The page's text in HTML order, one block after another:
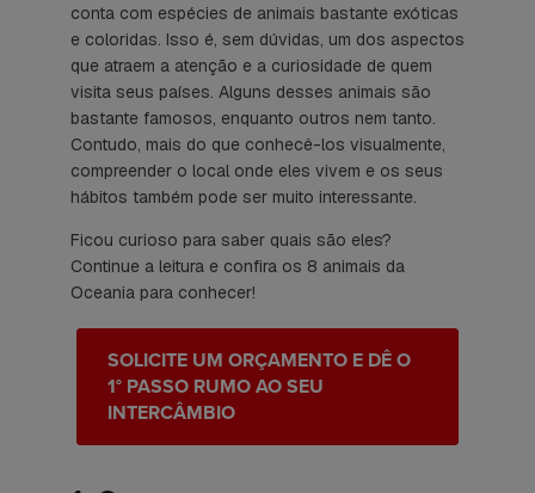
conta com espécies de animais bastante exóticas
e coloridas. Isso é, sem dúvidas, um dos aspectos
que atraem a atenção e a curiosidade de quem
visita seus países. Alguns desses animais são
bastante famosos, enquanto outros nem tanto.
Contudo, mais do que conhecê-los visualmente,
compreender o local onde eles vivem e os seus
hábitos também pode ser muito interessante.
Ficou curioso para saber quais são eles?
Continue a leitura e confira os 8 animais da
Oceania para conhecer!
SOLICITE UM ORÇAMENTO E DÊ O
1° PASSO RUMO AO SEU
INTERCÂMBIO